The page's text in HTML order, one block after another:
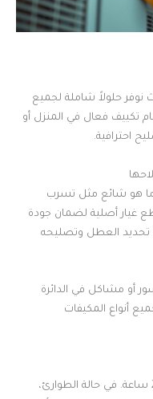
حلولاً شاملة لجميع
تكييف فعال في المنزل أو
احترافية.
ما هو شائع مثل تسرب
غيار أصلية لضمان جودة
العطل وتصليحه
أو مشاكل في الدائرة
أنواع المكيفات
نحن نقدم خدمة تصليح طارئة على مدار 24 ساعة. في حالة الطوارئ،